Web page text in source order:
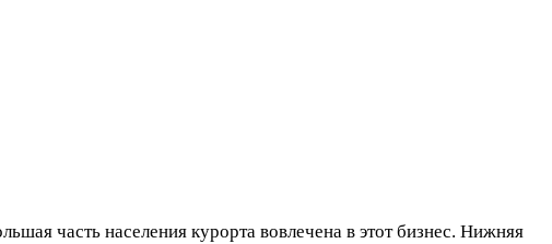
часть населения курорта вовлечена в этот бизнес. Нижняя